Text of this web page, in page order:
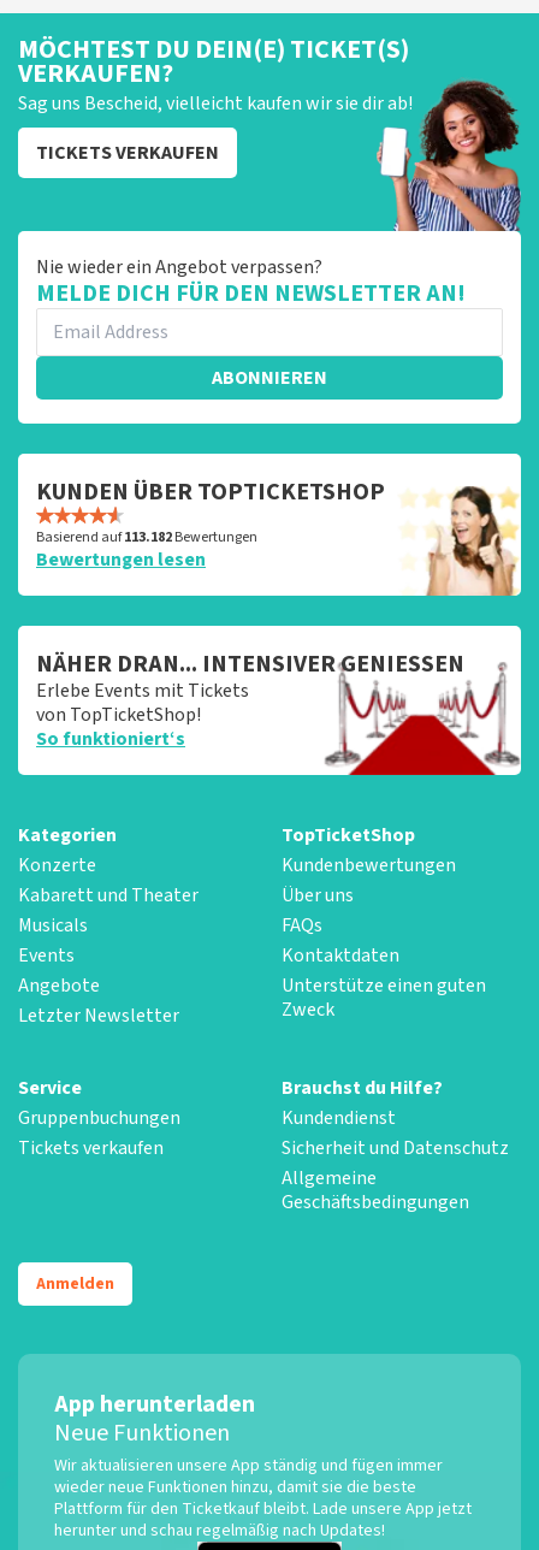
MÖCHTEST DU DEIN(E) TICKET(S)
VERKAUFEN?
Sag uns Bescheid, vielleicht kaufen wir sie dir ab!
TICKETS VERKAUFEN
Nie wieder ein Angebot verpassen?
MELDE DICH FÜR DEN NEWSLETTER AN!
ABONNIEREN
KUNDEN ÜBER TOPTICKETSHOP
Basierend auf113.182Bewertungen
Bewertungen lesen
NÄHER DRAN... INTENSIVER GENIESSEN
Erlebe Events mit Tickets
von TopTicketShop!
So funktioniert‘s
Kategorien
Konzerte
Kabarett und Theater
Musicals
Events
Angebote
Letzter Newsletter
TopTicketShop
Kundenbewertungen
Über uns
FAQs
Kontaktdaten
Unterstütze einen guten
Zweck
Service
Gruppenbuchungen
Tickets verkaufen
Brauchst du Hilfe?
Kundendienst
Sicherheit und Datenschutz
Allgemeine
Geschäftsbedingungen
Anmelden
App herunterladen
Neue Funktionen
Wir aktualisieren unsere App ständig und fügen immer
wieder neue Funktionen hinzu, damit sie die beste
Plattform für den Ticketkauf bleibt. Lade unsere App jetzt
herunter und schau regelmäßig nach Updates!